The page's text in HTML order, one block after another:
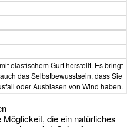
elastischem Gurt herstellt. Es bringt
das Selbstbewusstsein, dass Sie
oder Ausblasen von Wind haben.
die ein natürliches